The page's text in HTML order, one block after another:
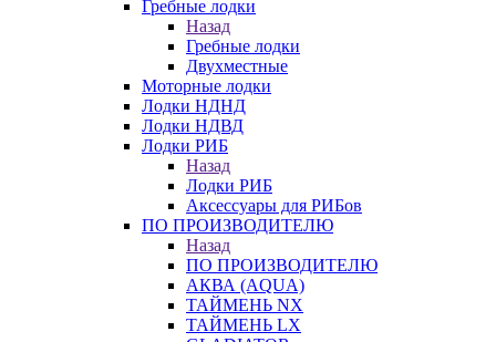
Гребные лодки
Назад
Гребные лодки
Двухместные
Моторные лодки
Лодки НДНД
Лодки НДВД
Лодки РИБ
Назад
Лодки РИБ
Аксессуары для РИБов
ПО ПРОИЗВОДИТЕЛЮ
Назад
ПО ПРОИЗВОДИТЕЛЮ
АКВА (AQUA)
ТАЙМЕНЬ NX
ТАЙМЕНЬ LX